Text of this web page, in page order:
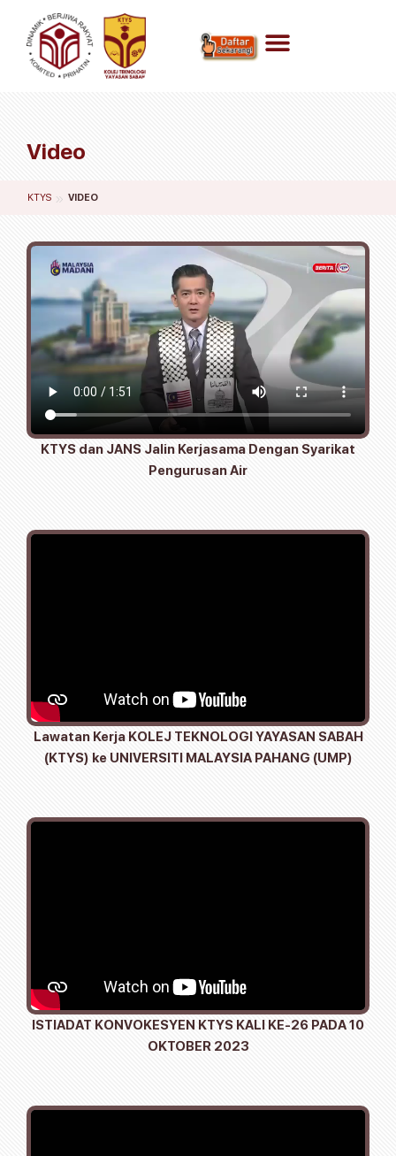
Video
KTYS » VIDEO
KTYS dan JANS Jalin Kerjasama Dengan Syarikat
Pengurusan Air
Lawatan Kerja KOLEJ TEKNOLOGI YAYASAN SABAH
(KTYS) ke UNIVERSITI MALAYSIA PAHANG (UMP)
ISTIADAT KONVOKESYEN KTYS KALI KE-26 PADA 10
OKTOBER 2023